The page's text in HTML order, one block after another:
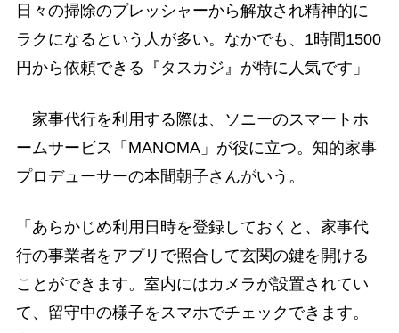
日々の掃除のプレッシャーから解放され精神的に
ラクになるという人が多い。なかでも、1時間1500
円から依頼できる『タスカジ』が特に人気です」
家事代行を利用する際は、ソニーのスマートホ
ームサービス「MANOMA」が役に立つ。知的家事
プロデューサーの本間朝子さんがいう。
「あらかじめ利用日時を登録しておくと、家事代
行の事業者をアプリで照合して玄関の鍵を開ける
ことができます。室内にはカメラが設置されてい
て、留守中の様子をスマホでチェックできます。